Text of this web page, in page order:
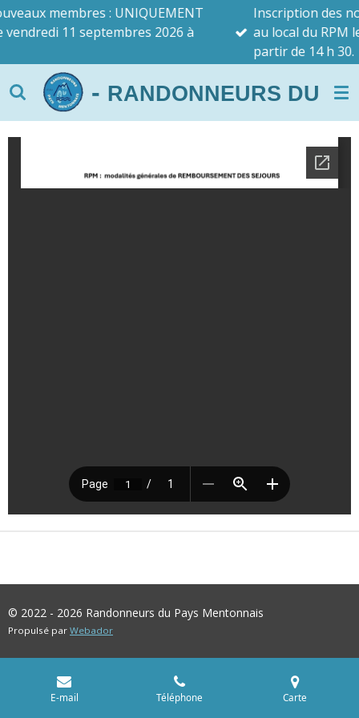
Passer
au
principal
- RANDONNEURS DU
: UNIQUEMENT
septembres 2026 à
Inscription des nouveaux
au local du RPM le vendredi
partir de 14 h 30.
© 2022 - 2026 Randonneurs du Pays Mentonnais
Propulsé par Webador
E-mail Téléphone Carte